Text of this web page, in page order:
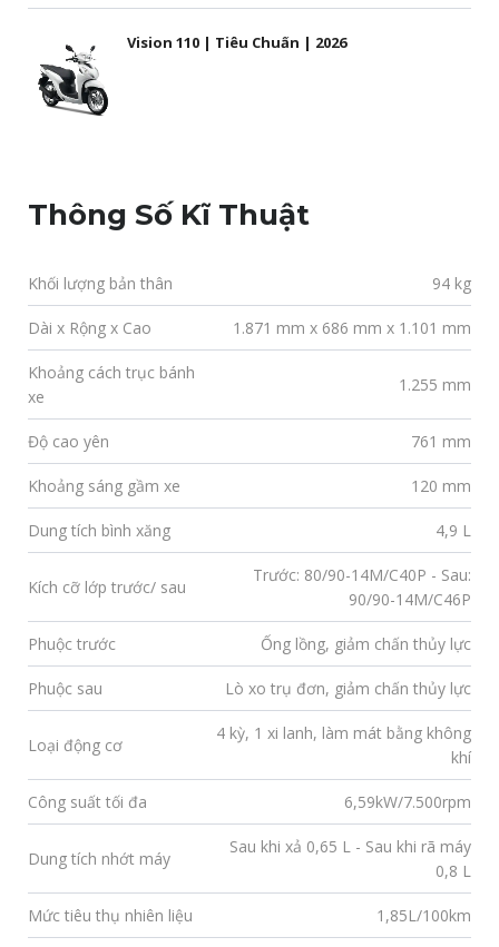
Vision 110 | Tiêu Chuẩn | 2026
Thông Số Kĩ Thuật
Khối lượng bản thân 94 kg
Dài x Rộng x Cao 1.871 mm x 686 mm x 1.101 mm
Khoảng cách trục bánh
xe
1.255 mm
Độ cao yên 761 mm
Khoảng sáng gầm xe 120 mm
Dung tích bình xăng 4,9 L
Kích cỡ lớp trước/ sau
Trước: 80/90-14M/C40P - Sau:
90/90-14M/C46P
Phuộc trước Ống lồng, giảm chấn thủy lực
Phuộc sau Lò xo trụ đơn, giảm chấn thủy lực
Loại động cơ
4 kỳ, 1 xi lanh, làm mát bằng không
khí
Công suất tối đa 6,59kW/7.500rpm
Dung tích nhớt máy
Sau khi xả 0,65 L - Sau khi rã máy
0,8 L
Mức tiêu thụ nhiên liệu 1,85L/100km